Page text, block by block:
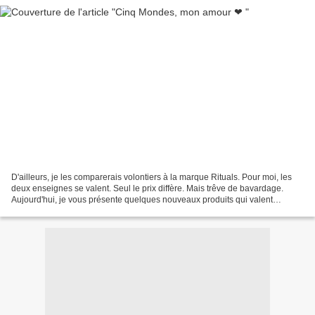
D'ailleurs, je les comparerais volontiers à la marque Rituals. Pour moi, les
deux enseignes se valent. Seul le prix diffère. Mais trêve de bavardage.
Aujourd'hui, je vous présente quelques nouveaux produits qui valent